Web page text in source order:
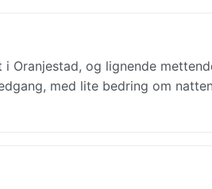
Oranjestad, og lignende
med lite bedring om